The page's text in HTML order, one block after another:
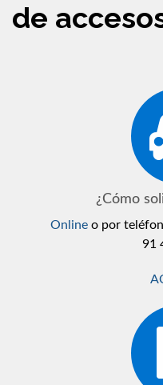
de
¿Cómo
Online o por
91